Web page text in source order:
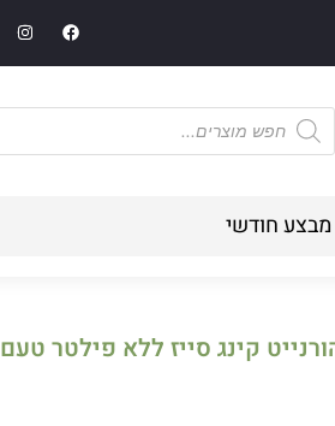
מבצע חודשי
קינג סייז ללא פילטר טעם